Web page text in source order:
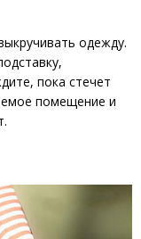
одежду.
пока стечет
помещение и